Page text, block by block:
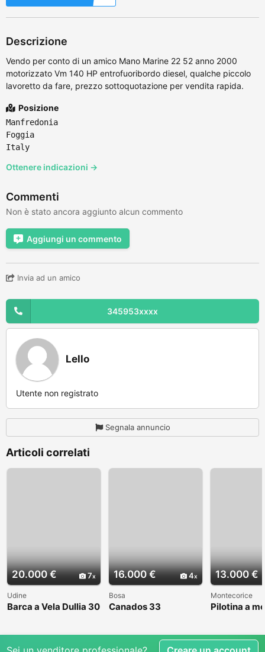
Descrizione
Vendo per conto di un amico Mano Marine 22 52 anno 2000
motorizzato Vm 140 HP entrofuoribordo diesel, qualche piccolo
lavoretto da fare, prezzo sottoquotazione per vendita rapida.
Posizione
Manfredonia
Foggia
Italy
Ottenere indicazioni →
Commenti
Non è stato ancora aggiunto alcun commento
Aggiungi un commento
Invia ad un amico
345953xxxx
Lello
Utente non registrato
Segnala annuncio
Articoli correlati
20.000 € 7
Udine
Barca a Vela Dullia 30
16.000 € 4
Bosa
Canados 33
13.000 €
Montecorice
Pilotina a